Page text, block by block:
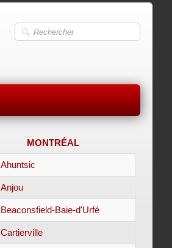
MONTRÉAL
Ahuntsic
Anjou
Beaconsfield-Baie-d'Urfé
Cartierville